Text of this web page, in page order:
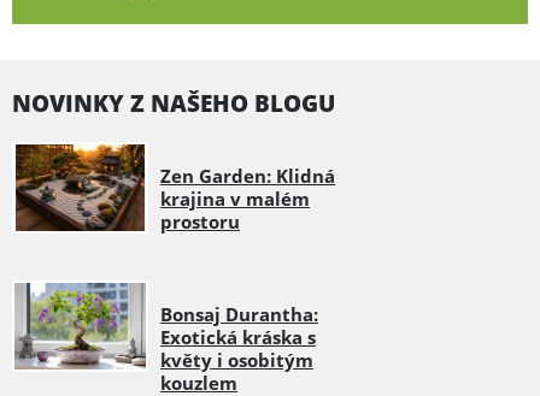
NOVINKY Z NAŠEHO BLOGU
Zen Garden: Klidná
krajina v malém
prostoru
Bonsaj Durantha:
Exotická kráska s
květy i osobitým
kouzlem